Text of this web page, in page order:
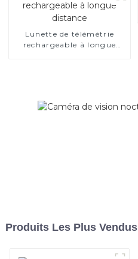
Lunette de télémétrie
rechargeable à longue
Produits Les Plus Vendus